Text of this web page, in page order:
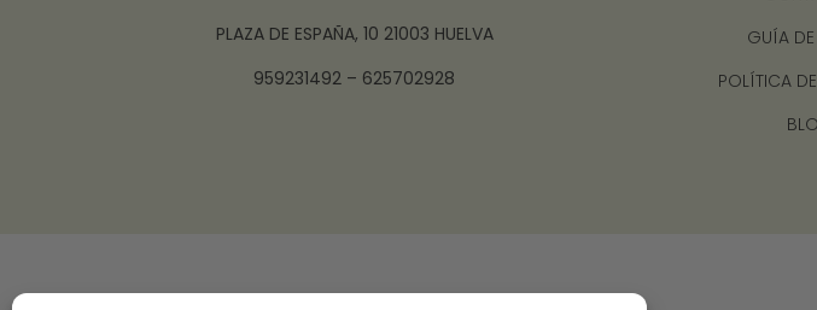
PLAZA DE ESPAÑA, 10 21003 HUELVA
959231492 – 625702928
GUÍA DE
POLÍTICA